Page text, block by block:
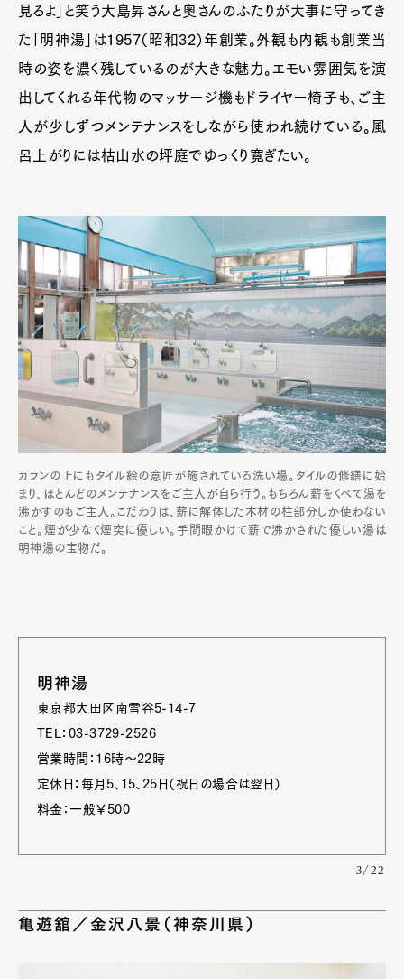
見るよ」と笑う大島昇さんと奥さんのふたりが大事に守ってき
た「明神湯」は1957（昭和32）年創業。外観も内観も創業当
時の姿を濃く残しているのが大きな魅力。エモい雰囲気を演
出してくれる年代物のマッサージ機もドライヤー椅子も、ご主
人が少しずつメンテナンスをしながら使われ続けている。風
呂上がりには枯山水の坪庭でゆっくり寛ぎたい。
カランの上にもタイル絵の意匠が施されている洗い場。タイルの修繕に始
まり、ほとんどのメンテナンスをご主人が自ら行う。もちろん薪をくべて湯を
沸かすのもご主人。こだわりは、薪に解体した木材の柱部分しか使わない
こと。煙が少なく煙突に優しい。手間暇かけて薪で沸かされた優しい湯は
明神湯の宝物だ。
明神湯
東京都大田区南雪谷5-14-7
TEL：03-3729-2526
営業時間：16時～22時
定休日：毎月5、15、25日（祝日の場合は翌日）
料金：一般￥500
3/22
亀遊舘／金沢八景（神奈川県）